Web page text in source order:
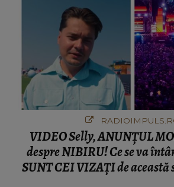
VIDEO Selly, ANUNȚUL
despre NIBIRU! Ce se va
SUNT CEI VIZAȚI de